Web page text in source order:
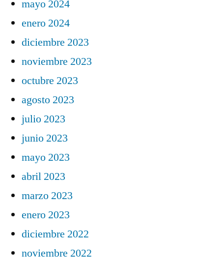
mayo 2024
enero 2024
diciembre 2023
noviembre 2023
octubre 2023
agosto 2023
julio 2023
junio 2023
mayo 2023
abril 2023
marzo 2023
enero 2023
diciembre 2022
noviembre 2022